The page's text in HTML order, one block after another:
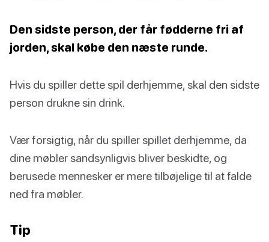
Den sidste person, der får fødderne fri af
jorden, skal købe den næste runde.
Hvis du spiller dette spil derhjemme, skal den sidste
person drukne sin drink.
Vær forsigtig, når du spiller spillet derhjemme, da
dine møbler sandsynligvis bliver beskidte, og
berusede mennesker er mere tilbøjelige til at falde
ned fra møbler.
Tip